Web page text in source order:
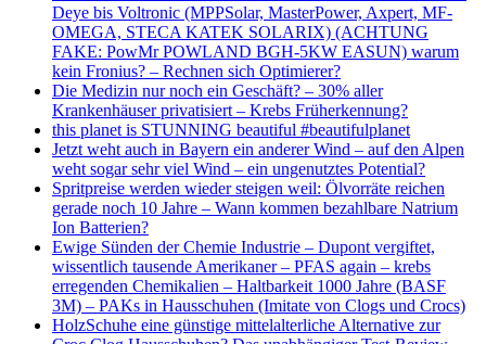
Deye bis Voltronic (MPPSolar, MasterPower, Axpert, MF-
OMEGA, STECA KATEK SOLARIX) (ACHTUNG
FAKE: PowMr POWLAND BGH-5KW EASUN) warum
kein Fronius? – Rechnen sich Optimierer?
Die Medizin nur noch ein Geschäft? – 30% aller
Krankenhäuser privatisiert – Krebs Früherkennung?
this planet is STUNNING beautiful #beautifulplanet
Jetzt weht auch in Bayern ein anderer Wind – auf den Alpen
weht sogar sehr viel Wind – ein ungenutztes Potential?
Spritpreise werden wieder steigen weil: Ölvorräte reichen
gerade noch 10 Jahre – Wann kommen bezahlbare Natrium
Ion Batterien?
Ewige Sünden der Chemie Industrie – Dupont vergiftet,
wissentlich tausende Amerikaner – PFAS again – krebs
erregenden Chemikalien – Haltbarkeit 1000 Jahre (BASF
3M) – PAKs in Hausschuhen (Imitate von Clogs und Crocs)
HolzSchuhe eine günstige mittelalterliche Alternative zur